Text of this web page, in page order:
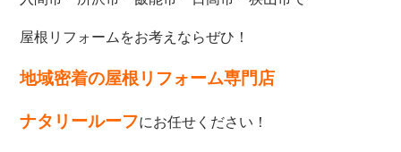
屋根リフォームをお考えならぜひ！
地域密着の屋根リフォーム専門店
ナタリールーフにお任せください！